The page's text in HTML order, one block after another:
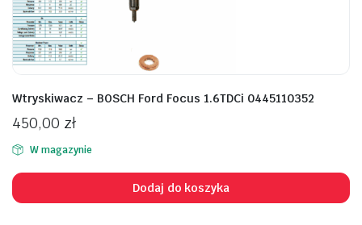
Wtryskiwacz – BOSCH Ford Focus 1.6TDCi 0445110352
450,00 zł
W magazynie
Dodaj do koszyka